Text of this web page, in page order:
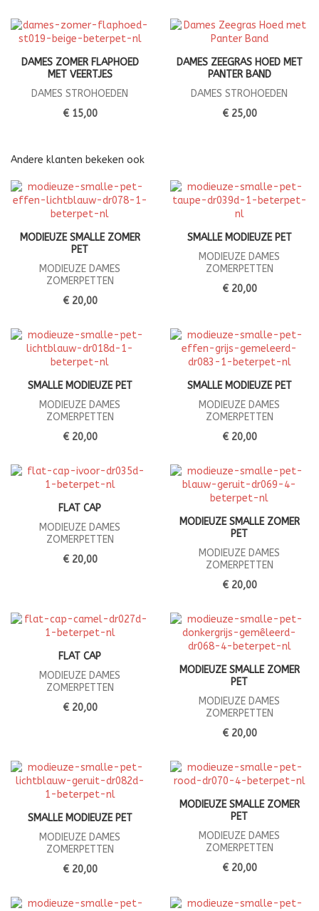
DAMES ZOMER FLAPHOED
MET VEERTJES
DAMES STROHOEDEN
€ 15,00
DAMES ZEEGRAS HOED MET
PANTER BAND
DAMES STROHOEDEN
€ 25,00
Andere klanten bekeken ook
MODIEUZE SMALLE ZOMER
PET
MODIEUZE DAMES
ZOMERPETTEN
€ 20,00
SMALLE MODIEUZE PET
MODIEUZE DAMES
ZOMERPETTEN
€ 20,00
SMALLE MODIEUZE PET
MODIEUZE DAMES
ZOMERPETTEN
€ 20,00
SMALLE MODIEUZE PET
MODIEUZE DAMES
ZOMERPETTEN
€ 20,00
FLAT CAP
MODIEUZE DAMES
ZOMERPETTEN
€ 20,00
MODIEUZE SMALLE ZOMER
PET
MODIEUZE DAMES
ZOMERPETTEN
€ 20,00
FLAT CAP
MODIEUZE DAMES
ZOMERPETTEN
€ 20,00
MODIEUZE SMALLE ZOMER
PET
MODIEUZE DAMES
ZOMERPETTEN
€ 20,00
SMALLE MODIEUZE PET
MODIEUZE DAMES
ZOMERPETTEN
€ 20,00
MODIEUZE SMALLE ZOMER
PET
MODIEUZE DAMES
ZOMERPETTEN
€ 20,00